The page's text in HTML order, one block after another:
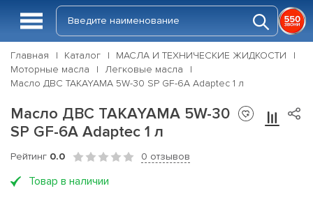
Главная Каталог
МАСЛА И ТЕХНИЧЕСКИЕ ЖИДКОСТИ
Моторные масла
Легковые масла
Масло ДВС TAKAYAMA 5W-30 SP GF-6A Adaptec 1 л
Масло ДВС TAKAYAMA 5W-30
SP GF-6A Adaptec 1 л
Рейтинг 0.0 0 отзывов
Товар в наличии